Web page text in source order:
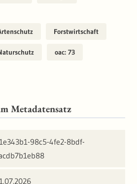
Forstwirtschaft
oac: 73
Metadatensatz
98c5-4fe2-8bdf-